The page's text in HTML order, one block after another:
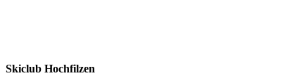
Skiclub Hochfilzen